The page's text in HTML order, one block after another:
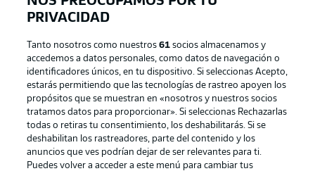
Publicidad Aviso legal
Gestionar las preferencias Declaracion de privacidad
Canales Trabajos
PRIVACIDAD
Tanto nosotros como nuestros61 socios almacenamos y
accedemos a datos personales, como datos de navegación o
identificadores únicos, en tu dispositivo. Si seleccionas Acepto,
estarás permitiendo que las tecnologías de rastreo apoyen los
propósitos que se muestran en «nosotros y nuestros socios
tratamos datos para proporcionar». Si seleccionas Rechazarlas
todas o retiras tu consentimiento, los deshabilitarás. Si se
deshabilitan los rastreadores, parte del contenido y los
anuncios que ves podrían dejar de ser relevantes para ti.
Puedes volver a acceder a este menú para cambiar tus